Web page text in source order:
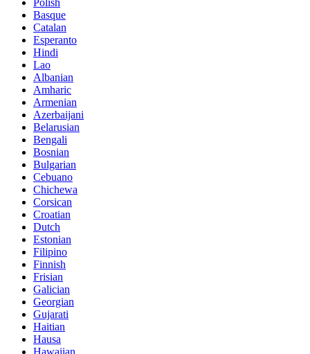
Basque
Catalan
Esperanto
Hindi
Lao
Albanian
Amharic
Armenian
Azerbaijani
Belarusian
Bengali
Bosnian
Bulgarian
Cebuano
Chichewa
Corsican
Croatian
Dutch
Estonian
Filipino
Finnish
Frisian
Galician
Georgian
Gujarati
Haitian
Hausa
Hawaiian